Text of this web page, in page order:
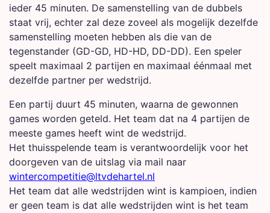
ieder 45 minuten. De samenstelling van de dubbels
staat vrij, echter zal deze zoveel als mogelijk dezelfde
samenstelling moeten hebben als die van de
tegenstander (GD-GD, HD-HD, DD-DD). Een speler
speelt maximaal 2 partijen en maximaal éénmaal met
dezelfde partner per wedstrijd.
Een partij duurt 45 minuten, waarna de gewonnen
games worden geteld. Het team dat na 4 partijen de
meeste games heeft wint de wedstrijd.
Het thuisspelende team is verantwoordelijk voor het
doorgeven van de uitslag via mail naar
wintercompetitie@ltvdehartel.nl
Het team dat alle wedstrijden wint is kampioen, indien
er geen team is dat alle wedstrijden wint is het team